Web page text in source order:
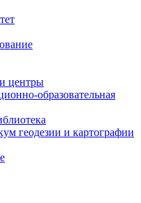
центры
образовательная
геодезии и картографии